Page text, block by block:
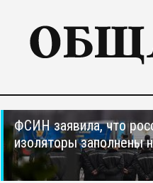
ФСИН заявила, что
изоляторы заполнены